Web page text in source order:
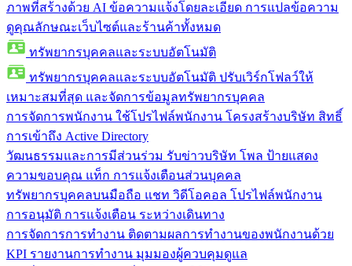
ภาพที่สร้างด้วย AI ข้อความแจ้งโดยละเอียด การแปลข้อความ
ดูคุณลักษณะเว็บไซต์และร้านค้าทั้งหมด
ทรัพยากรบุคคลและระบบอัตโนมัติ
ทรัพยากรบุคคลและระบบอัตโนมัติ ปรับเวิร์กโฟลว์ให้
เหมาะสมที่สุด และจัดการข้อมูลทรัพยากรบุคคล
การจัดการพนักงาน ใช้โปรไฟล์พนักงาน โครงสร้างบริษัท สิทธิ์
การเข้าถึง Active Directory
วัฒนธรรมและการมีส่วนร่วม รับข่าวบริษัท โพล ป้ายแสดง
ความขอบคุณ แท็ก การแจ้งเตือนส่วนบุคคล
ทรัพยากรบุคคลบนมือถือ แชท วิดีโอคอล โปรไฟล์พนักงาน
การอนุมัติ การแจ้งเตือน ระหว่างเดินทาง
การจัดการการทำงาน ติดตามผลการทำงานของพนักงานด้วย
KPI รายงานการทำงาน มุมมองผู้ควบคุมดูแล